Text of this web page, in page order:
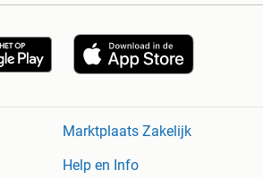
Marktplaats Zakelijk
Help en Info